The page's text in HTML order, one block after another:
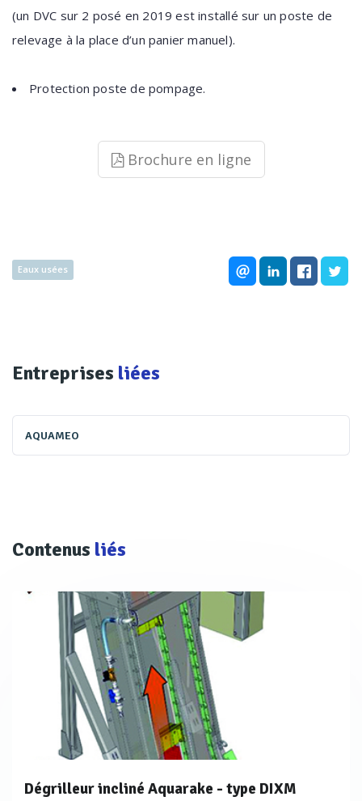
(un DVC sur 2 posé en 2019 est installé sur un poste de
relevage à la place d’un panier manuel).
Protection poste de pompage.
Brochure en ligne
Eaux usées
Entreprises liées
AQUAMEO
Contenus liés
Dégrilleur incliné Aquarake - type DIXM